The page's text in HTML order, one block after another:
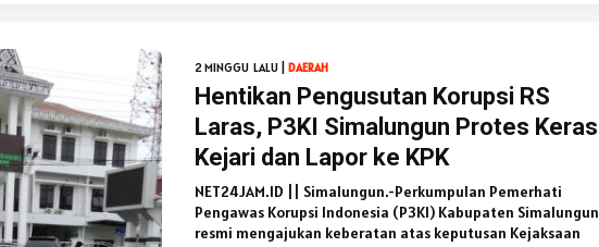
2 MINGGU LALU | DAERAH
Hentikan Pengusutan Korupsi RS
Laras, P3KI Simalungun Protes Keras
Kejari dan Lapor ke KPK
NET24JAM.ID || Simalungun.-Perkumpulan Pemerhati
Pengawas Korupsi Indonesia (P3KI) Kabupaten Simalungun
resmi mengajukan keberatan atas keputusan Kejaksaan